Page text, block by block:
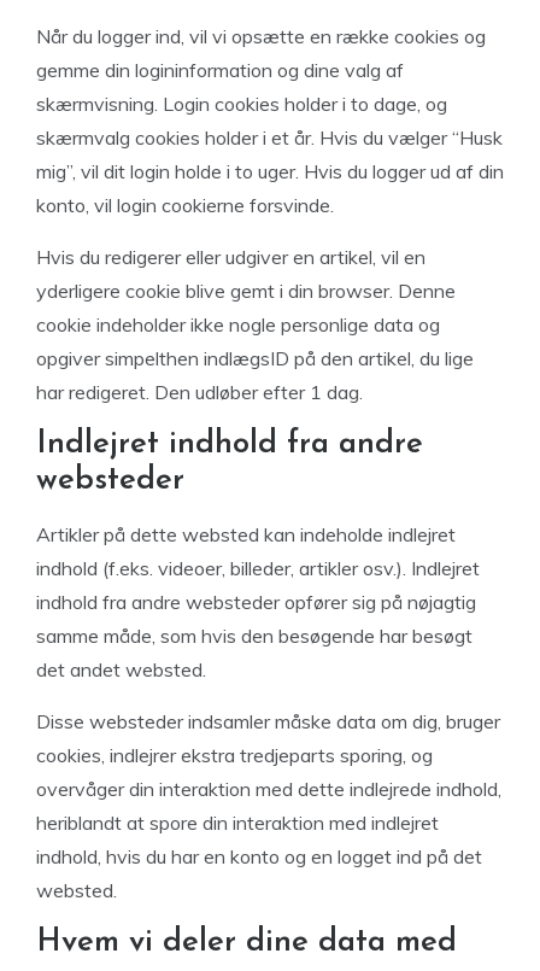
Når du logger ind, vil vi opsætte en række cookies og
gemme din logininformation og dine valg af
skærmvisning. Login cookies holder i to dage, og
skærmvalg cookies holder i et år. Hvis du vælger “Husk
mig”, vil dit login holde i to uger. Hvis du logger ud af din
konto, vil login cookierne forsvinde.
Hvis du redigerer eller udgiver en artikel, vil en
yderligere cookie blive gemt i din browser. Denne
cookie indeholder ikke nogle personlige data og
opgiver simpelthen indlægsID på den artikel, du lige
har redigeret. Den udløber efter 1 dag.
Indlejret indhold fra andre
websteder
Artikler på dette websted kan indeholde indlejret
indhold (f.eks. videoer, billeder, artikler osv.). Indlejret
indhold fra andre websteder opfører sig på nøjagtig
samme måde, som hvis den besøgende har besøgt
det andet websted.
Disse websteder indsamler måske data om dig, bruger
cookies, indlejrer ekstra tredjeparts sporing, og
overvåger din interaktion med dette indlejrede indhold,
heriblandt at spore din interaktion med indlejret
indhold, hvis du har en konto og en logget ind på det
websted.
Hvem vi deler dine data med